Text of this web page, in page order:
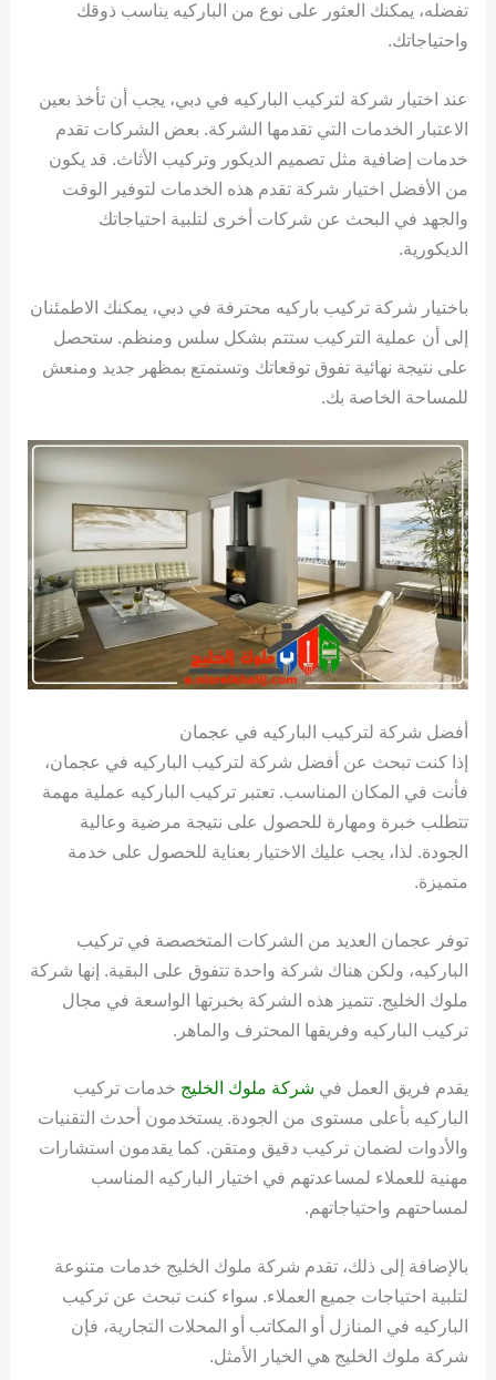
تفضله، يمكنك العثور على نوع من الباركيه يناسب ذوقك
واحتياجاتك.
عند اختيار شركة لتركيب الباركيه في دبي، يجب أن تأخذ بعين
الاعتبار الخدمات التي تقدمها الشركة. بعض الشركات تقدم
خدمات إضافية مثل تصميم الديكور وتركيب الأثاث. قد يكون
من الأفضل اختيار شركة تقدم هذه الخدمات لتوفير الوقت
والجهد في البحث عن شركات أخرى لتلبية احتياجاتك
الديكورية.
باختيار شركة تركيب باركيه محترفة في دبي، يمكنك الاطمئنان
إلى أن عملية التركيب ستتم بشكل سلس ومنظم. ستحصل
على نتيجة نهائية تفوق توقعاتك وتستمتع بمظهر جديد ومنعش
للمساحة الخاصة بك.
أفضل شركة لتركيب الباركيه في عجمان
إذا كنت تبحث عن أفضل شركة لتركيب الباركيه في عجمان،
فأنت في المكان المناسب. تعتبر تركيب الباركيه عملية مهمة
تتطلب خبرة ومهارة للحصول على نتيجة مرضية وعالية
الجودة. لذا، يجب عليك الاختيار بعناية للحصول على خدمة
متميزة.
توفر عجمان العديد من الشركات المتخصصة في تركيب
الباركيه، ولكن هناك شركة واحدة تتفوق على البقية. إنها شركة
ملوك الخليج. تتميز هذه الشركة بخبرتها الواسعة في مجال
تركيب الباركيه وفريقها المحترف والماهر.
يقدم فريق العمل في شركة ملوك الخليج خدمات تركيب
الباركيه بأعلى مستوى من الجودة. يستخدمون أحدث التقنيات
والأدوات لضمان تركيب دقيق ومتقن. كما يقدمون استشارات
مهنية للعملاء لمساعدتهم في اختيار الباركيه المناسب
لمساحتهم واحتياجاتهم.
بالإضافة إلى ذلك، تقدم شركة ملوك الخليج خدمات متنوعة
لتلبية احتياجات جميع العملاء. سواء كنت تبحث عن تركيب
الباركيه في المنازل أو المكاتب أو المحلات التجارية، فإن
شركة ملوك الخليج هي الخيار الأمثل.